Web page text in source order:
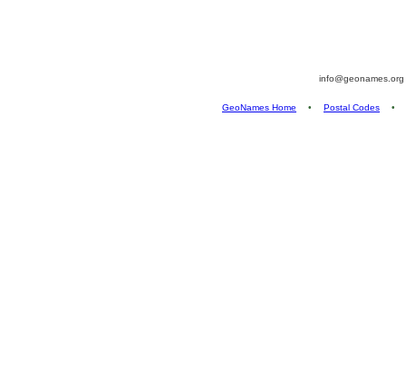
info@geonames.org
GeoNames Home • Postal Codes •